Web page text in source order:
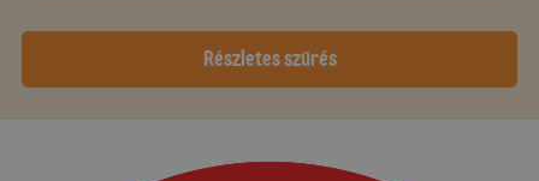
Részletes szűrés